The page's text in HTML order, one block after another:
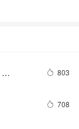
803
708